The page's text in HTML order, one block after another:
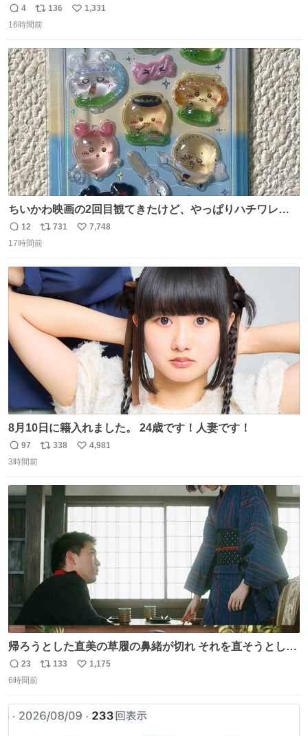
モネのエピソード大体面白い #絵がみの美術史創作
返
信
4
リ
ポ
ト
数
136
い
数
1,331
16時間前
ちいかわ映画の2回目観てきたけど、やっぱりハチワレの
「ハモりすごいよッ…」に対するちいかわの「エ゛ッ!?(い
まそんな場合じゃねぇだろお前よぉ)」が面白すぎる。
返
信
12
リ
ポ
ト
数
731
い
7,748
17時間前
8月10日に籍入れました。 24歳です！人妻です！
返
信
97
リ
ト
数
338
い
数
4,981
3時間前
帰ろうとした直美の草履の鼻緒が切れ それを直そうとした
小川がさらに壊し…… 結果、直美をおんぶして送ることに
なりました。 👇鼻緒はいつも恋のキューピッド？
薫る 上坂樹里 甲斐翔真
返
信
23
リ
ト
133
い
数
1,175
6時間前